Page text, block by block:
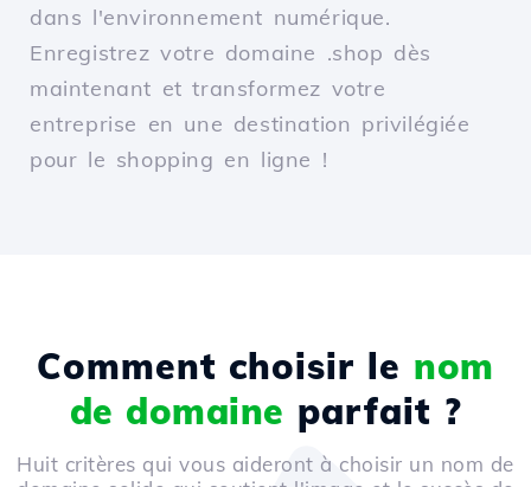
dans l'environnement numérique.
Enregistrez votre domaine .shop dès
maintenant et transformez votre
entreprise en une destination privilégiée
pour le shopping en ligne !
Comment choisir le nom
de domaine parfait ?
Huit critères qui vous aideront à choisir un nom de